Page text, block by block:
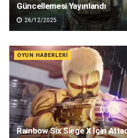
Güncellemesi Yayınlandı
26/12/2025
OYUN HABERLERI
Rainbow Six Siege X İçin